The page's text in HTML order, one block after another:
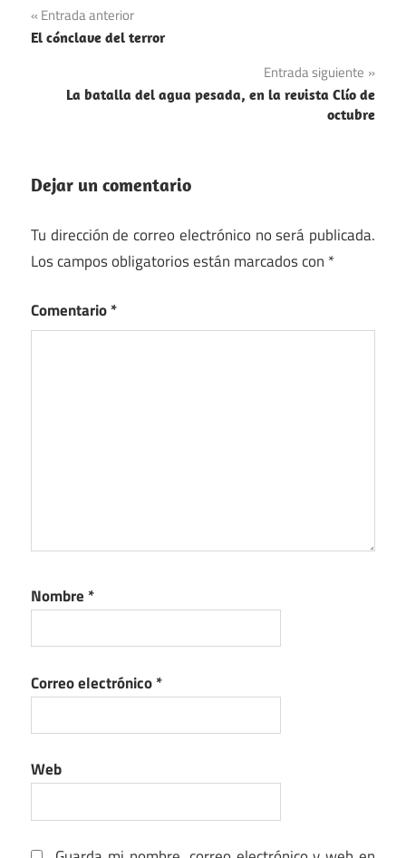
Navegación
de
entradas
Entrada anterior
El cónclave del terror
Entrada siguiente
La batalla del agua pesada, en la revista Clío de
octubre
Dejar un comentario
Tu dirección de correo electrónico no será publicada.
Los campos obligatorios están marcados con *
Comentario*
Nombre *
Correo electrónico*
Web